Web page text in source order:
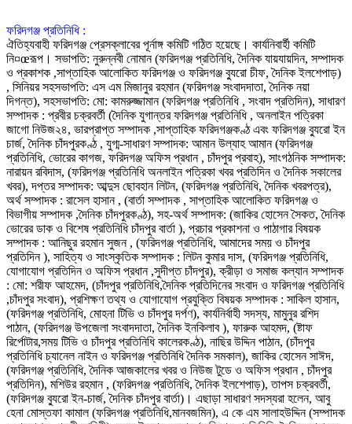
ফরিদগঞ্জ প্রতিনিধি :
ঐতিহ্যবাহী ফরিদগঞ্জ প্রেসক্লাবের পূর্নাঙ্গ কমিটি গঠিত হয়েছে। কার্যনিবার্হী কমিটি
নি¤œরূপ। সভাপতি: নুরুন্নবী নোমান (ফরিদগঞ্জ প্রতিনিধি, দৈনিক যায়যায়দিন, সম্পাদক
ও প্রকাশক ,সাপ্তাহিক আলোকিত ফরিদগঞ্জ ও ফরিদগঞ্জ ব্যুরো চীফ, দৈনিক ইলশেপাড়)
, সিনিয়র সহসভাপতি: এস এম মিজানুর রহমান (ফরিদগঞ্জ সংবাদদাতা, দৈনিক নয়া
দিগন্ত), সহসভাপতি: মো: কামরুজ্জামান (ফরিদগঞ্জ প্রতিনিধি , সংবাদ প্রতিদিন), সাধারণ
সম্পাদক : প্রবীর চক্রবর্তী (দৈনিক যুগান্তর ফরিদগঞ্জ প্রতিনিধি , অনলাইন পত্রিকা
জাগো নিউজ২৪, ভারপ্রাপ্ত সম্পাদক ,সাপ্তাহিক ফরিদগঞ্জকণ্ঠ এবং ফরিদগঞ্জ ব্যুরো ইন
চার্জ, দৈনিক চাঁদপুরকণ্ঠ , যুগ্ম-সাধারণ সম্পাদক: আমান উল্যাহ আমান (ফরিদগঞ্জ
প্রতিনিধি, ভোরের কাগজ, ফরিদগঞ্জ অফিস প্রধান , চাঁদপুর প্রবাহ), সাংগঠনিক সম্পাদক:
নারায়ন রবিদাস, (ফরিদগঞ্জ প্রতিনিধি অনলাইন পত্রিকা খবর প্রতিদিন ও দৈনিক সকালের
খবর), দপ্তর সম্পাদক: আব্দুস ছোবহান লিটন, (ফরিদগঞ্জ প্রতিনিধি, দৈনিক খবরপত্র),
অর্থ সম্পাদক : রাসেল হাসান , (বার্তা সম্পাদক , সাপ্তাহিক আলোকিত ফরিদগঞ্জ ও
বিভাগীয় সম্পাদক ,দৈনিক চাঁদপুরকণ্ঠ), সহ-অর্থ সম্পাদক: (জাকির হোসেন সৈকত, দৈনিক
ভোরের ডাক ও বিশেষ প্রতিনিধি চাঁদপুর বার্তা ), প্রচার প্রকাশনা ও পাঠাগার বিষয়ক
সম্পাদক : আনিছুর রহমান সুজন , (ফরিদগঞ্জ প্রতিনিধি, আমাদের সময় ও চাঁদপুর
প্রতিদিন ), সাহিত্য ও সাংস্কৃতিক সম্পাদক : লিটন কুমার দাস, (ফরিদগঞ্জ প্রতিনিধি,
যোগাযোগ প্রতিদিন ও অফিস প্রধান ,সুদীপ্ত চাঁদপুর), ক্রীড়া ও সমাজ কল্যান সম্পাদক
: মো: শরীফ আহমেদ, (চাঁদপুর প্রতিনিধি,দৈনিক প্রতিদিনের সংবাদ ও ফরিদগঞ্জ প্রতিনিধি
,চাঁদপুর সংবাদ), প্রশিক্ষণ তথ্য ও যোগাযোগ প্রযুক্তি বিষয়ক সম্পাদক : সাকিল হাসান,
(ফরিদগঞ্জ প্রতিনিধি, মোহনা টিভি ও চাঁদপুর দর্পণ), কার্যনির্বাহী সদস্য, মামুনুর রশিদ
পাঠান, (ফরিদগঞ্জ উপজেলা সংবাদদাতা, দৈনিক ইনকিলাব ), ফারুক আহমদ, (ষ্টাফ
রির্পোটার,সময় টিভি ও চাঁদপুর প্রতিনিধি কালেরকণ্ঠ), নাছির উদ্দিন পাঠান, (চাঁদপুর
প্রতিনিধি চ্যানেল নাইন ও ফরিদগঞ্জ প্রতিনিধি দৈনিক সমকাল), জাকির হোসেন সাঈদ,
(ফরিদগঞ্জ প্রতিনিধি, দৈনিক আজকালের খবর ও নিউজ টুডে ও অফিস প্রধান , চাঁদপুর
প্রতিদিন), মশিউর রহমান , (ফরিদগঞ্জ প্রতিনিধি, দৈনিক ইলশেপাড়), তাপস চক্রবর্তী,
(ফরিদগঞ্জ ব্যুরো ইন-চার্জ, দৈনিক চাঁদপুর বার্তা)। এছাড়া সাধারণ সদস্যরা হলেন, আবু
হেনা মোস্তফা কামাল (ফরিদগঞ্জ প্রতিনিধি,মানবজমিন), এ কে এম সালাহউদ্দিন (সম্পাদক